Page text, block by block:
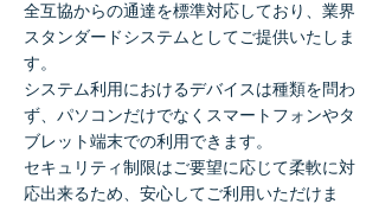
全互協からの通達を標準対応しており、業界
スタンダードシステムとしてご提供いたしま
す。
システム利用におけるデバイスは種類を問わ
ず、パソコンだけでなくスマートフォンやタ
ブレット端末での利用できます。
セキュリティ制限はご要望に応じて柔軟に対
応出来るため、安心してご利用いただけま